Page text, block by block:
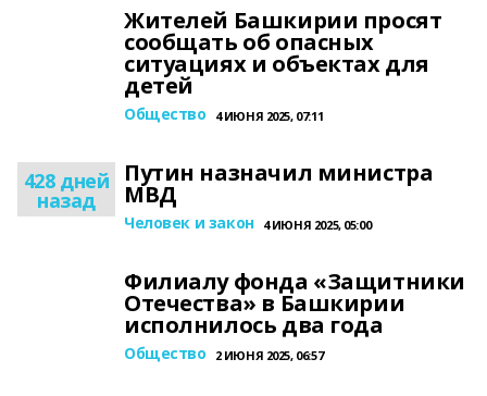
Жителей Башкирии просят
сообщать об опасных
ситуациях и объектах для
детей
Общество 4 ИЮНЯ 2025, 07:11
428 дней
назад
Путин назначил министра
МВД
Человек и закон 4 ИЮНЯ 2025, 05:00
Филиалу фонда «Защитники
Отечества» в Башкирии
исполнилось два года
Общество 2 ИЮНЯ 2025, 06:57